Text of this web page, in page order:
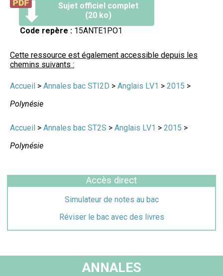
Sujet officiel complet
(20 ko)
Code repère : 15ANTE1PO1
Cette ressource est également accessible depuis les
chemins suivants :
Accueil > Annales bac STI2D > Anglais LV1 > 2015 >
Polynésie
Accueil > Annales bac ST2S > Anglais LV1 > 2015 >
Polynésie
Accès direct
Simulateur de notes au bac
Réviser le bac avec des livres
ANNALES